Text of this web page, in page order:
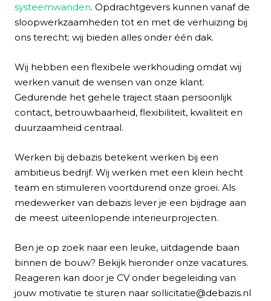
systeemwanden. Opdrachtgevers kunnen vanaf de
sloopwerkzaamheden tot en met de verhuizing bij
ons terecht; wij bieden alles onder één dak.
Wij hebben een flexibele werkhouding omdat wij
werken vanuit de wensen van onze klant.
Gedurende het gehele traject staan persoonlijk
contact, betrouwbaarheid, flexibiliteit, kwaliteit en
duurzaamheid centraal.
Werken bij debazis betekent werken bij een
ambitieus bedrijf. Wij werken met een klein hecht
team en stimuleren voortdurend onze groei. Als
medewerker van debazis lever je een bijdrage aan
de meest uiteenlopende interieurprojecten.
Ben je op zoek naar een leuke, uitdagende baan
binnen de bouw? Bekijk hieronder onze vacatures.
Reageren kan door je CV onder begeleiding van
jouw motivatie te sturen naar sollicitatie@debazis.nl